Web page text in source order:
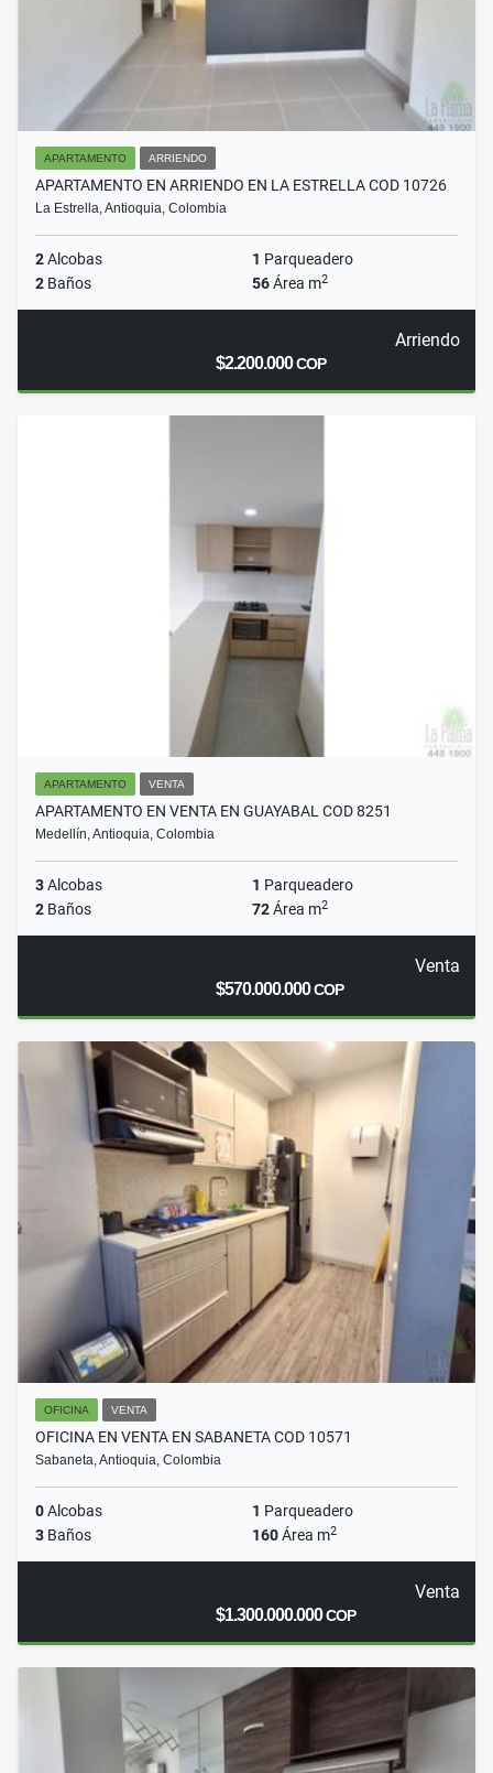
APARTAMENTO ARRIENDO
APARTAMENTO EN ARRIENDO EN LA ESTRELLA COD 10726
La Estrella, Antioquia, Colombia
2Alcobas 1 Parqueadero
2 Baños 56Área m2
Arriendo
$2.200.000COP
APARTAMENTO VENTA
APARTAMENTO EN VENTA EN GUAYABAL COD 8251
Medellín, Antioquia, Colombia
3Alcobas 1 Parqueadero
2 Baños 72Área m2
Venta
$570.000.000COP
OFICINA VENTA
OFICINA EN VENTA EN SABANETA COD 10571
Sabaneta, Antioquia, Colombia
0Alcobas 1 Parqueadero
3 Baños 160Área m2
Venta
$1.300.000.000COP